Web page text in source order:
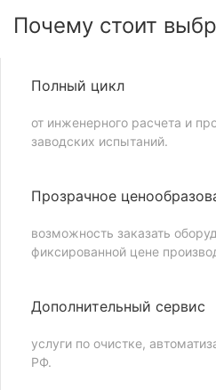
Почему стоит
Полный цикл
от инженерного расчета и
заводских испытаний.
Прозрачное
возможность заказать
фиксированной цене
Дополнительный сервис
услуги по очистке,
РФ.